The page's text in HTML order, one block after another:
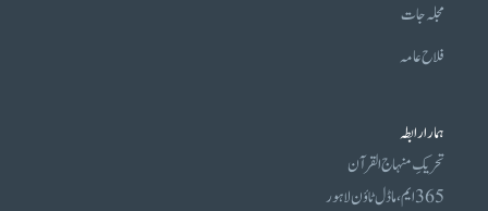
مجلہ جات
فلاح عامہ
ہمارا رابطہ
تحریکِ منہاج القرآن
365 ایم، ماڈل ٹاؤن لاہور